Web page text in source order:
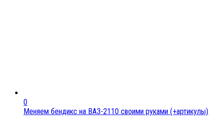
0
Меняем бендикс на ВАЗ-2110 своими руками (+артикулы)